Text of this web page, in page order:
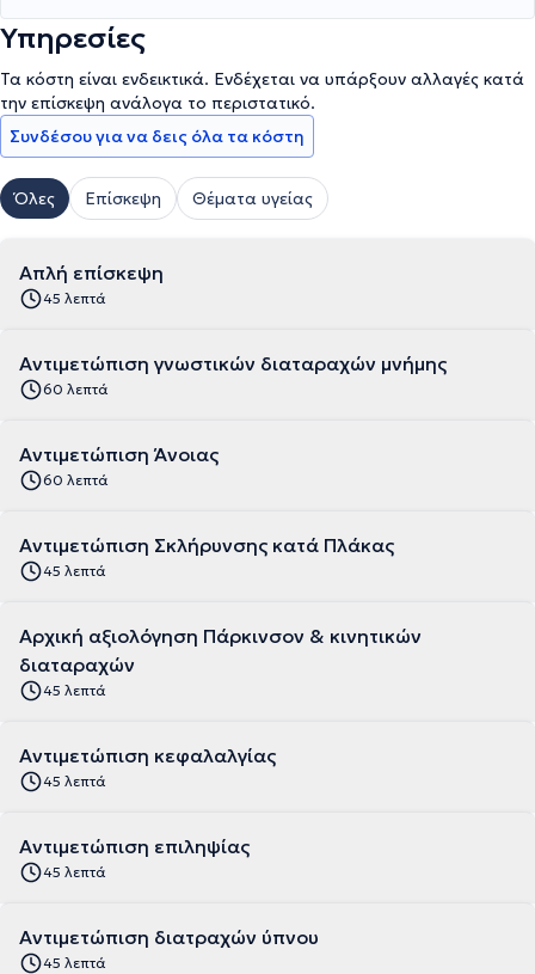
Υπηρεσίες
Τα κόστη είναι ενδεικτικά. Ενδέχεται να υπάρξουν αλλαγές κατά
την επίσκεψη ανάλογα το περιστατικό.
Συνδέσου για να δεις όλα τα κόστη
Όλες Επίσκεψη Θέματα υγείας
Απλή επίσκεψη
45 λεπτά
Αντιμετώπιση γνωστικών διαταραχών μνήμης
60 λεπτά
Αντιμετώπιση Άνοιας
60 λεπτά
Αντιμετώπιση Σκλήρυνσης κατά Πλάκας
45 λεπτά
Αρχική αξιολόγηση Πάρκινσον & κινητικών
διαταραχών
45 λεπτά
Αντιμετώπιση κεφαλαλγίας
45 λεπτά
Αντιμετώπιση επιληψίας
45 λεπτά
Αντιμετώπιση διατραχών ύπνου
45 λεπτά